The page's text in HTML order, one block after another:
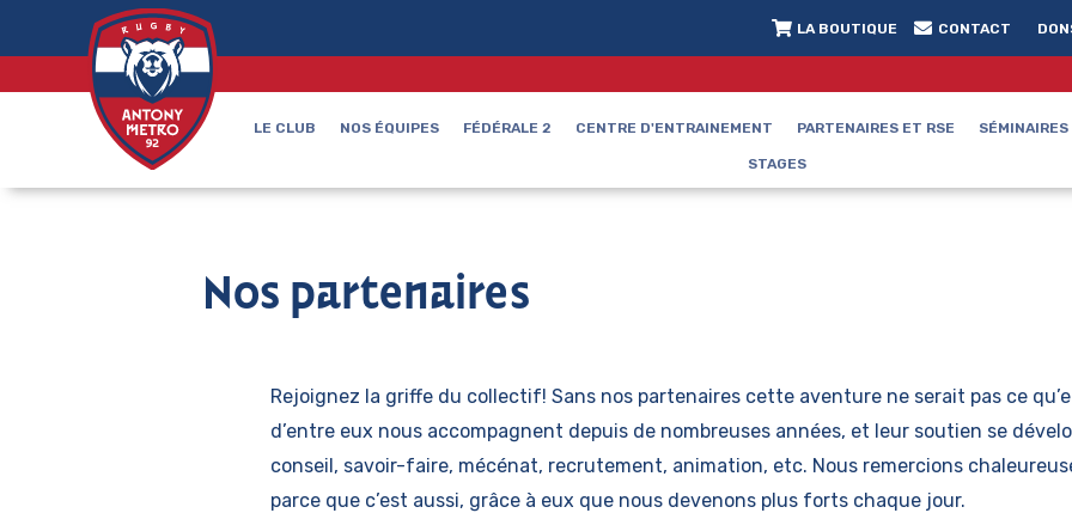
LA BOUTIQUE CONTACT
LE CLUB NOS ÉQUIPES FÉDÉRALE 2 CENTRE D'ENTRAINEMENT PARTENAIRES ET RSE SÉMINAIRES
STAGES
Nos partenaires
Rejoignez la griffe du collectif! Sans nos partenaires cette aventure ne serait pas ce
d’entre eux nous accompagnent depuis de nombreuses années, et leur soutien se
conseil, savoir-faire, mécénat, recrutement, animation, etc. Nous remercions
parce que c’est aussi, grâce à eux que nous devenons plus forts chaque jour.